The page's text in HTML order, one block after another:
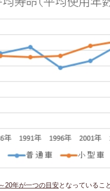
20年が一つの目安となっているこ